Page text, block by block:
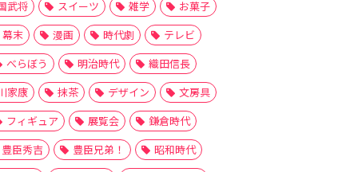
武将
スイーツ 雑学
お菓子
幕末
漫画 時代劇
テレビ
べらぼう
明治時代
織田信長
家康
抹茶 デザイン
文房具
フィギュア
展覧会
鎌倉時代
豊臣秀吉
豊臣兄弟！
昭和時代